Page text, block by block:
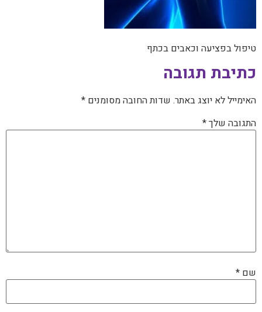
טיפול בפציעה וכאבים בכתף
כתיבת תגובה
האימייל לא יוצג באתר. שדות החובה מסומנים *
התגובה שלך*
שם *